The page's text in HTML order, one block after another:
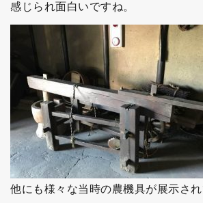
感じられ面白いですね。
他にも様々な当時の農機具が展示さ